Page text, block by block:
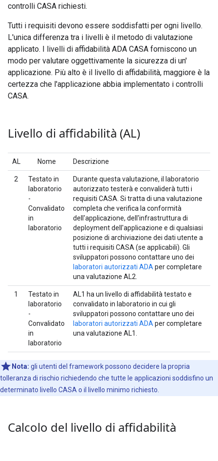
controlli CASA richiesti.
Tutti i requisiti devono essere soddisfatti per ogni livello.
L'unica differenza tra i livelli è il metodo di valutazione
applicato. I livelli di affidabilità ADA CASA forniscono un
modo per valutare oggettivamente la sicurezza di un'
applicazione. Più alto è il livello di affidabilità, maggiore è la
certezza che l'applicazione abbia implementato i controlli
CASA.
Livello di affidabilità (AL)
AL Nome Descrizione
2
Testato in
laboratorio
-
Convalidato
in
laboratorio
Durante questa valutazione, il laboratorio
autorizzato testerà e convaliderà tutti i
requisiti CASA. Si tratta di una valutazione
completa che verifica la conformità
dell'applicazione, dell'infrastruttura di
deployment dell'applicazione e di qualsiasi
posizione di archiviazione dei dati utente a
tutti i requisiti CASA (se applicabili). Gli
sviluppatori possono contattare uno dei
laboratori autorizzati ADA per completare
una valutazione AL2.
1
Testato in
laboratorio
-
Convalidato
in
laboratorio
AL1 ha un livello di affidabilità testato e
convalidato in laboratorio in cui gli
sviluppatori possono contattare uno dei
laboratori autorizzati ADA per completare
una valutazione AL1.
Nota: gli utenti del framework possono decidere la propria
tolleranza di rischio richiedendo che tutte le applicazioni soddisfino un
determinato livello CASA o il livello minimo richiesto.
Calcolo del livello di affidabilità